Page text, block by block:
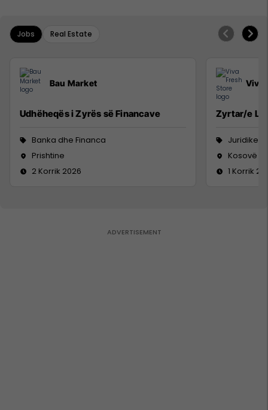
Jobs Real Estate
Bau Market
Udhëheqës i Zyrës së Financave
Banka dhe Financa
Prishtine
2 Korrik 2026
Viva
Zyrtar/e
Juridike
Kosovë
1 Korrik